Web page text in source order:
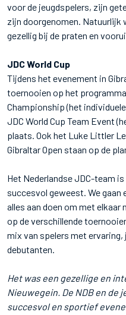
voor de jeugdspelers, zijn
zijn doorgenomen. Natuurlijk
gezellig bij de praten en
JDC World Cup
Tijdens het evenement in
toernooien op het
Championship (het
JDC World Cup Team Event
plaats. Ook het Luke Littler
Gibraltar Open staan op de
Het Nederlandse JDC-team
succesvol geweest. We
alles aan doen om met
op de verschillende
mix van spelers met
debutanten.
Het was een gezellige en
Nieuwegein. De NDB en de
succesvol en sportief